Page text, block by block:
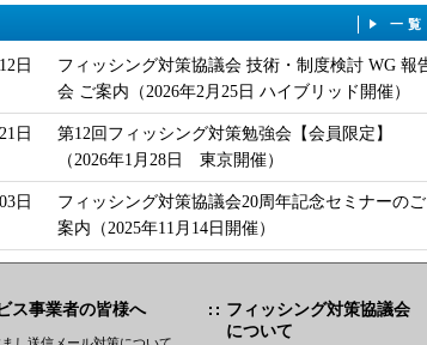
一覧
日
フィッシング対策協議会 技術・制度検討 WG 報
会 ご案内（2026年2月25日 ハイブリッド開催）
日
第12回フィッシング対策勉強会【会員限定】
（2026年1月28日 東京開催）
日
フィッシング対策協議会20周年記念セミナーのご
案内（2025年11月14日開催）
ス事業者の皆様へ
フィッシング対策協議会
について